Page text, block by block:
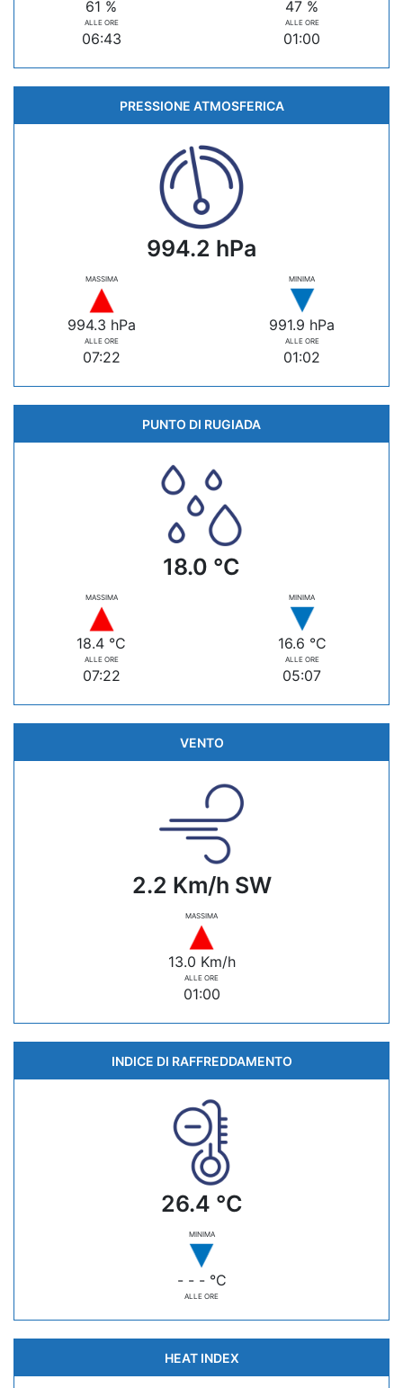
61 %
ALLE ORE
06:43
47 %
ALLE ORE
01:00
PRESSIONE ATMOSFERICA
994.2 hPa
MASSIMA
994.3 hPa
ALLE ORE
07:22
MINIMA
991.9 hPa
ALLE ORE
01:02
PUNTO DI RUGIADA
18.0 °C
MASSIMA
18.4 °C
ALLE ORE
07:22
MINIMA
16.6 °C
ALLE ORE
05:07
VENTO
2.2 Km/h SW
MASSIMA
13.0 Km/h
ALLE ORE
01:00
INDICE DI RAFFREDDAMENTO
26.4 °C
MINIMA
- - - °C
ALLE ORE
HEAT INDEX